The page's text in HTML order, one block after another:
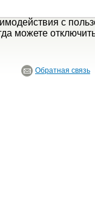
с
можете
Обратная связь